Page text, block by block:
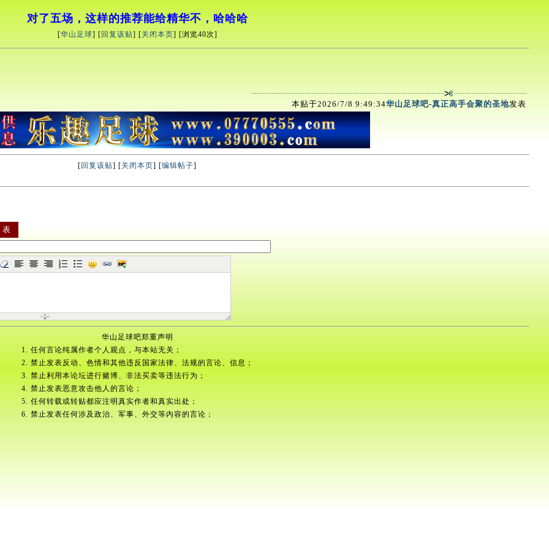
对了五场，这样的推荐能给精华不，哈哈哈
[华山足球] [ 回复该贴] [关闭本页] [浏览40次]
本贴于2026/7/8 9:49:34华山足球吧-真正高手会聚的圣地发表
[ 回复该贴] [关闭本页] [编辑帖子]
华山足球吧郑重声明
1. 任何言论纯属作者个人观点，与本站无关；
2. 禁止发表反动、色情和其他违反国家法律、法规的言论、信息；
3. 禁止利用本论坛进行赌博、非法买卖等违法行为；
4. 禁止发表恶意攻击他人的言论；
5. 任何转载或转贴都应注明真实作者和真实出处；
6. 禁止发表任何涉及政治、军事、外交等内容的言论；